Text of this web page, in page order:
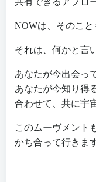
NOWは、そのこと
それは、何かと言
あなたが今出会っ
あなたが今知り得
合わせて、共に宇
このムーヴメント
かち合って行きま